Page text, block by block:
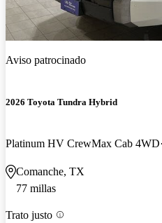
Aviso patrocinado
2026 Toyota Tundra Hybrid
Platinum HV CrewMax Cab 4WD
Comanche, TX
77 millas
Trato justo